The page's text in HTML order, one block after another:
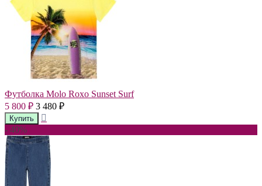
Футболка Molo Roxo Sunset Surf
5 800 ₽ 3 480 ₽
- 40%